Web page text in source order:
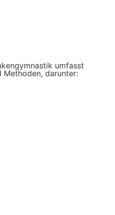
umfasst
Methoden, darunter: